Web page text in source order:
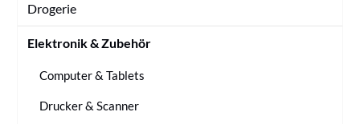
Drogerie
Elektronik & Zubehör
Computer & Tablets
Drucker & Scanner